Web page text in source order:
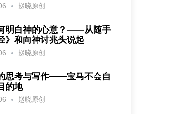
赵晓原创
明白神的心意？——从随手
》和向神讨兆头说起
赵晓原创
思考与写作——宝马不会自
的地
赵晓原创